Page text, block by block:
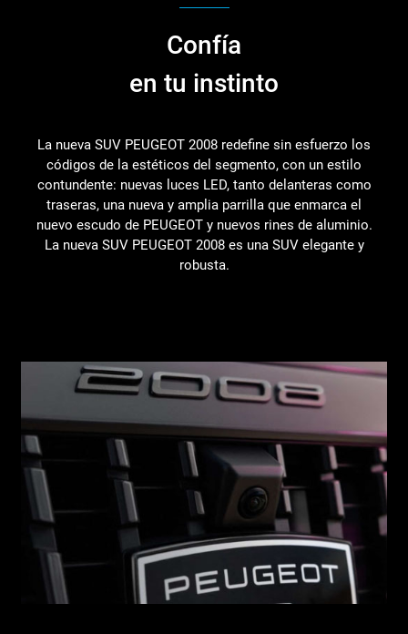
Confía
en tu instinto
La nueva SUV PEUGEOT 2008 redefine sin esfuerzo los
códigos de la estéticos del segmento, con un estilo
contundente: nuevas luces LED, tanto delanteras como
traseras, una nueva y amplia parrilla que enmarca el
nuevo escudo de PEUGEOT y nuevos rines de aluminio.
La nueva SUV PEUGEOT 2008 es una SUV elegante y
robusta.